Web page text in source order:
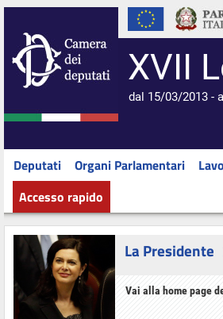
XVII
dal 15/03/2013 -
Deputati Organi Parlamentari
Accesso rapido
La Presidente
Vai alla home page